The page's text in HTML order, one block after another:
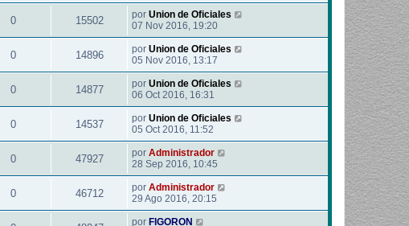
0 15502 por Union de Oficiales
07 Nov 2016, 19:20
0 14896 por Union de Oficiales
05 Nov 2016, 13:17
0 14877 por Union de Oficiales
06 Oct 2016, 16:31
0 14537 por Union de Oficiales
05 Oct 2016, 11:52
0 47927 por Administrador
28 Sep 2016, 10:45
0 46712 por Administrador
29 Ago 2016, 20:15
por FIGORON